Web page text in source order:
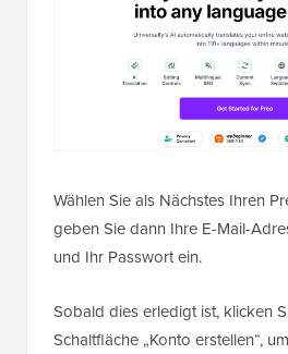
Wählen Sie als Nächstes Ihren
geben Sie dann Ihre E-Mail-
und Ihr Passwort ein.
Sobald dies erledigt ist, klicken
Schaltfläche „Konto erstellen“,